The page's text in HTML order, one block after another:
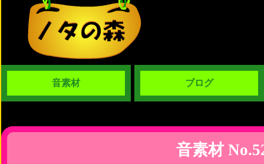
音素材 ブログ
音素材